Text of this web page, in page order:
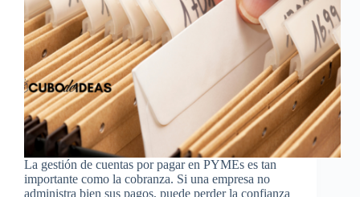
La gestión de cuentas por pagar en PYMEs es tan
importante como la cobranza. Si una empresa no
administra bien sus pagos, puede perder la confianza